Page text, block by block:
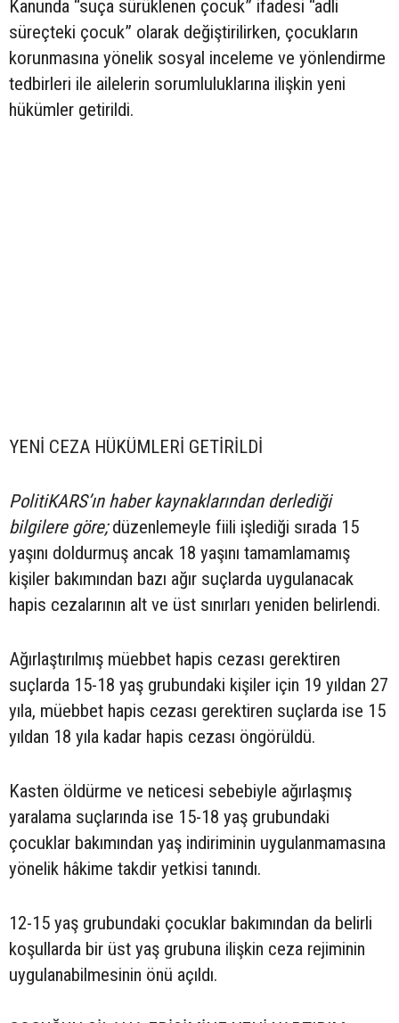
Kanunda “suça sürüklenen çocuk” ifadesi “adli
süreçteki çocuk” olarak değiştirilirken, çocukların
korunmasına yönelik sosyal inceleme ve yönlendirme
tedbirleri ile ailelerin sorumluluklarına ilişkin yeni
hükümler getirildi.
YENİ CEZA HÜKÜMLERİ GETİRİLDİ
PolitiKARS’ın haber kaynaklarından derlediği
bilgilere göre;düzenlemeyle fiili işlediği sırada 15
yaşını doldurmuş ancak 18 yaşını tamamlamamış
kişiler bakımından bazı ağır suçlarda uygulanacak
hapis cezalarının alt ve üst sınırları yeniden belirlendi.
Ağırlaştırılmış müebbet hapis cezası gerektiren
suçlarda 15-18 yaş grubundaki kişiler için 19 yıldan 27
yıla, müebbet hapis cezası gerektiren suçlarda ise 15
yıldan 18 yıla kadar hapis cezası öngörüldü.
Kasten öldürme ve neticesi sebebiyle ağırlaşmış
yaralama suçlarında ise 15-18 yaş grubundaki
çocuklar bakımından yaş indiriminin uygulanmamasına
yönelik hâkime takdir yetkisi tanındı.
12-15 yaş grubundaki çocuklar bakımından da belirli
koşullarda bir üst yaş grubuna ilişkin ceza rejiminin
uygulanabilmesinin önü açıldı.